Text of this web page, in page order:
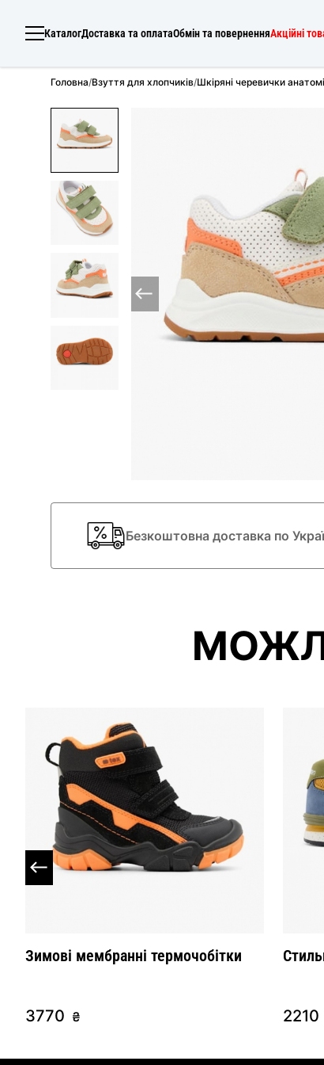
КаталогДоставка та оплатаОбмін та поверненняАкційні
Головна/Взуття для хлопчиків/Шкіряні черевички
Безкоштовна доставка по
Зимові мембранні термочобітки
3770 ₴ 2210